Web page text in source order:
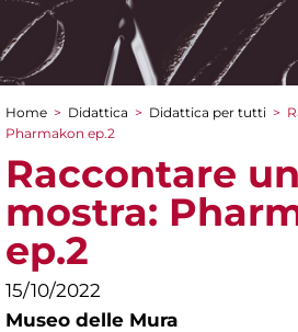
Tu sei qui
Home > Didattica > Didattica per tutti >
Pharmakon ep.2
Raccontare
mostra:
ep.2
15/10/2022
Museo delle Mura